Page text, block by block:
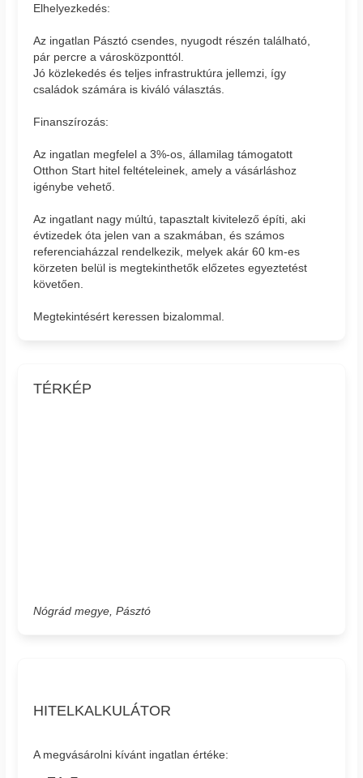
Elhelyezkedés:
Az ingatlan Pásztó csendes, nyugodt részén található,
pár percre a városközponttól.
Jó közlekedés és teljes infrastruktúra jellemzi, így
családok számára is kiváló választás.
Finanszírozás:
Az ingatlan megfelel a 3%-os, államilag támogatott
Otthon Start hitel feltételeinek, amely a vásárláshoz
igénybe vehető.
Az ingatlant nagy múltú, tapasztalt kivitelező építi, aki
évtizedek óta jelen van a szakmában, és számos
referenciaházzal rendelkezik, melyek akár 60 km-es
körzeten belül is megtekinthetők előzetes egyeztetést
követően.
Megtekintésért keressen bizalommal.
TÉRKÉP
Nógrád megye, Pásztó
HITELKALKULÁTOR
A megvásárolni kívánt ingatlan értéke: